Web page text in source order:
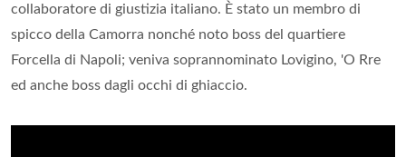
collaboratore di giustizia italiano. È stato un membro di
spicco della Camorra nonché noto boss del quartiere
Forcella di Napoli; veniva soprannominato Lovigino, 'O Rre
ed anche boss dagli occhi di ghiaccio.